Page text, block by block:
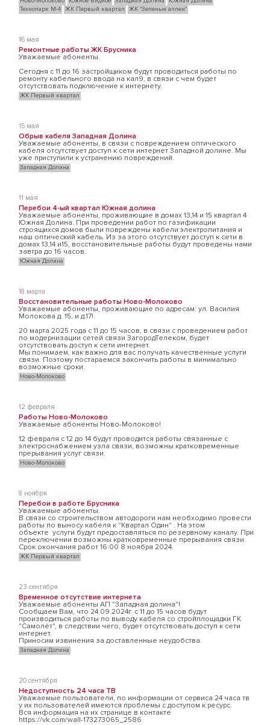
Технопарк М-4 ЖК Первый квартал ЖК "Зеленые аллеи"
16 мая
Ремонтные работы ЖК Брусника
Уважаемые абоненты.
Сегодня с 11 до 16 застройщиком будут проводиться работы по
ремонту кабельного ввода на кал9, в связи с чем будет
отсутствовать подключение к интернету.
ЖК Первый квартал
15 мая
Обрыв кабеля Западная Долина
Уважаемые абоненты, в связи с повреждением оптического
кабеля отсутствует доступ к сети интернет Западной долине. Мы
уже приступили к устранению повреждений.
Западная Долина
11 мая
Перебои 4-ый квартал Южная долина
Уважаемые абоненты, проживающие в домах 13,14 и 15 квартал 4
Южная Долина. При проведении работ по газификации
строящихся домов были повреждены кабели электропитания и
наш оптический кабель. Из за этого отсутствует доступ к сети в
домах 13,14 и15, восстановительные работы будут проведены нами
завтра до 16 часов.
Южная Долина
18 марта
Восстановительные работы Ново-Молоково
Уважаемые абоненты, проживающие по адресам: ул. Василия
Молокова д. 15, и д.17!
20 марта 2025 года с 11 до 15 часов, в связи с проведением работ
по модернизации сетей связи ЗагородТелеком, будет
отсутствовать доступ к сети интернет.
Мы понимаем, как важно для вас получать качественные услуги
связи. Поэтому постараемся закончить работы в минимально
возможные сроки.
Ново-Молоково
12 февраля
Работы Ново-Молоково
Уважаемые абоненты Ново-Молоково!
12 февраля с 12 до 14 будут проводится работы связанные с
электроснабжением узла связи, возможны кратковременные
прерывания услуг связи.
Ново-Молоково
8 ноября
Перебои в работе Брусника
Уважаемые абоненты.
В связи со строительством автодороги нам необходимо провести
работы по выносу кабеля к "Квартал Один" . На этом
объекте услуги будут предоставляться по резервному каналу. При
переключении возможны кратковременные прерывания связи.
Срок окончания работ 16:00 8 ноября 2024.
ЖК Первый квартал
23 сентября
Временное отсутствие интернета
Уважаемые абоненты АП "Западная долина"!
Сообщаем Вам, что 24.09.2024г. с 11 до 15 часов будут
производиться работы по выводу кабеля со стройплощадки ГК
"Самолёт", в следствии чего, будет отсутствовать доступ к сети
интернет.
Приносим извинения за доставленные неудобства.
Западная Долина
20 сентября
Недоступность 24 часа ТВ
Уважаемые пользователи, по информации от сервиса 24 часа тв
у их пользователей имеются проблемы с доступом к ресурс.
Вся информация на их странице в контакте
https://vk.com/wall-173273065_2586